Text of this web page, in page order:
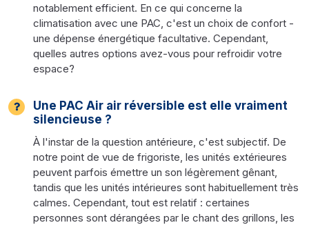
notablement efficient. En ce qui concerne la
climatisation avec une PAC, c'est un choix de confort -
une dépense énergétique facultative. Cependant,
quelles autres options avez-vous pour refroidir votre
espace?
Une PAC Air air réversible est elle vraiment
silencieuse ?
À l'instar de la question antérieure, c'est subjectif. De
notre point de vue de frigoriste, les unités extérieures
peuvent parfois émettre un son légèrement gênant,
tandis que les unités intérieures sont habituellement très
calmes. Cependant, tout est relatif : certaines
personnes sont dérangées par le chant des grillons, les